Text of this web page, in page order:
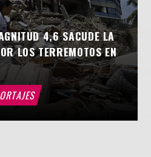
4,6 SACUDE LA
LOS TERREMOTOS EN